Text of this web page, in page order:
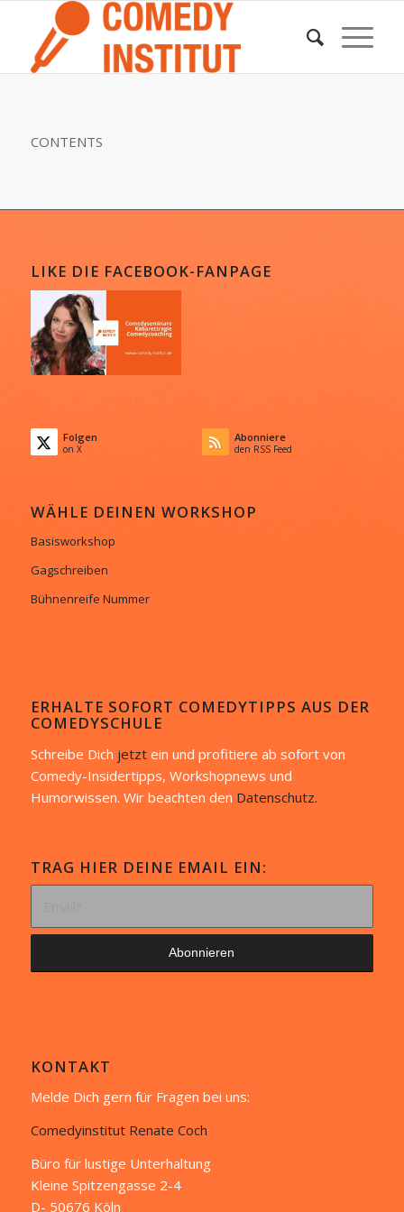
CONTENTS
LIKE DIE FACEBOOK-FANPAGE
Folgen
on X
Abonniere
den RSS Feed
WÄHLE DEINEN WORKSHOP
Basisworkshop
Gagschreiben
Bühnenreife Nummer
ERHALTE SOFORT COMEDYTIPPS AUS DER
COMEDYSCHULE
Schreibe Dich jetztein und profitiere ab sofort von
Comedy-Insidertipps, Workshopnews und
Humorwissen. Wir beachten den Datenschutz.
TRAG HIER DEINE EMAIL EIN:
KONTAKT
Melde Dich gern für Fragen bei uns:
Comedyinstitut Renate Coch
Büro für lustige Unterhaltung
Kleine Spitzengasse 2-4
D- 50676 Köln